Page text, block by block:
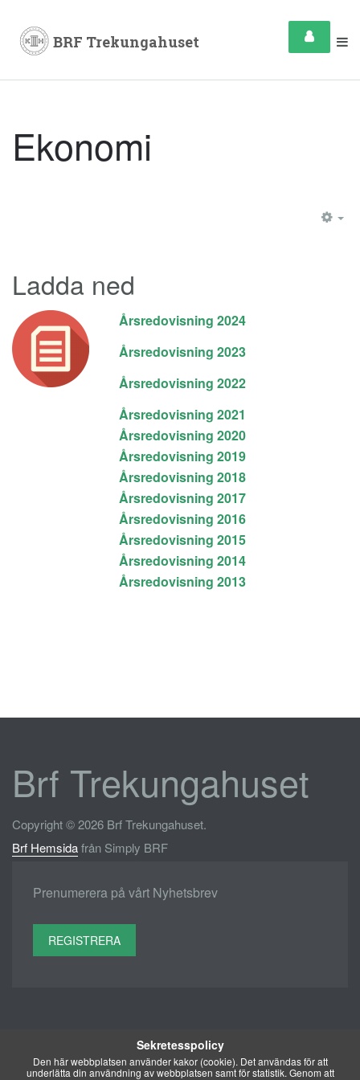
Ekonomi
Ladda ned
Årsredovisning 2024
Årsredovisning 2023
Årsredovisning 2022
Årsredovisning 2021
Årsredovisning 2020
Årsredovisning 2019
Årsredovisning 2018
Årsredovisning 2017
Årsredovisning 2016
Årsredovisning 2015
Årsredovisning 2014
Årsredovisning 2013
Brf Trekungahuset
Copyright © 2026 Brf Trekungahuset.
Brf Hemsidafrån Simply BRF
Prenumerera på vårt Nyhetsbrev
REGISTRERA
Sekretesspolicy
Den här webbplatsen använder kakor (cookie). Det användas för att
underlätta din användning av webbplatsen samt för statistik. Genom att